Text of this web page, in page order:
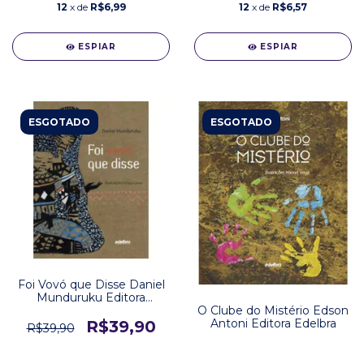
12 x de R$6,99
ESPIAR
12 x de R$6,57
ESPIAR
ESGOTADO
Foi Vovó que Disse Daniel
Munduruku Editora
R$39,90
R$39,90
ESGOTADO
O Clube do Mistério Edson
Antoni Editora Edelbra